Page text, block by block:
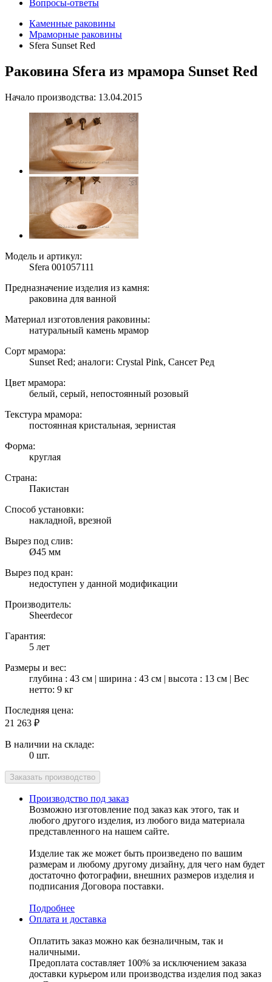
Вопросы-ответы
Каменные раковины
Мраморные раковины
Sfera Sunset Red
Раковина Sfera из мрамора Sunset Red
Начало производства: 13.04.2015
Модель и артикул:
Sfera 001057111
Предназначение изделия из камня:
раковина для ванной
Материал изготовления раковины:
натуральный камень мрамор
Сорт мрамора:
Sunset Red; аналоги: Crystal Pink, Сансет Ред
Цвет мрамора:
белый, серый, непостоянный розовый
Текстура мрамора:
постоянная кристальная, зернистая
Форма:
круглая
Страна:
Пакистан
Способ установки:
накладной, врезной
Вырез под слив:
Ø45 мм
Вырез под кран:
недоступен у данной модификации
Производитель:
Sheerdecor
Гарантия:
5 лет
Размеры и вес:
глубина : 43 см | ширина : 43 см | высота : 13 см | Вес
нетто: 9 кг
Последняя цена:
21 263 ₽
В наличии на складе:
0 шт.
Производство под заказ
Возможно изготовление под заказ как этого, так и
любого другого изделия, из любого вида материала
представленного на нашем сайте.
Изделие так же может быть произведено по вашим
размерам и любому другому дизайну, для чего нам будет
достаточно фотографии, внешних размеров изделия и
подписания Договора поставки.
Подробнее
Оплата и доставка
Оплатить заказ можно как безналичным, так и
наличными.
Предоплата составляет 100% за исключением заказа
доставки курьером или производства изделия под заказ